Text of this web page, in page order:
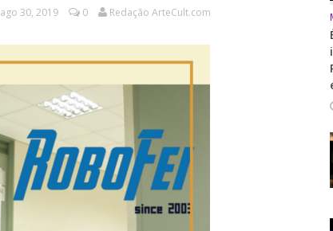
ago 30, 2019 0 Redação ArteCult.com